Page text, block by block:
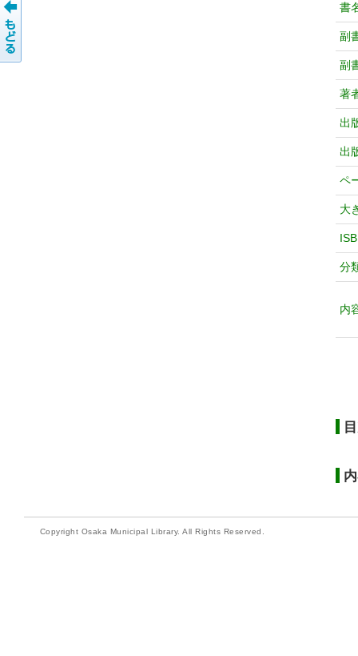
書
副
副
著
出
出
ペ
大
分
内
Copyright Osaka Municipal Library. All Rights Reserved.